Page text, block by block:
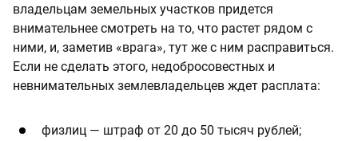
владельцам земельных участков придется
внимательнее смотреть на то, что растет рядом с
ними, и, заметив «врага», тут же с ним расправиться.
Если не сделать этого, недобросовестных и
невнимательных землевладельцев ждет расплата:
физлиц — штраф от 20 до 50 тысяч рублей;